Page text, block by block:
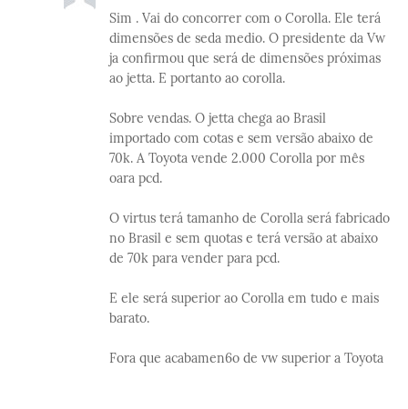
Sim . Vai do concorrer com o Corolla. Ele terá
dimensões de seda medio. O presidente da Vw
ja confirmou que será de dimensões próximas
ao jetta. E portanto ao corolla.
Sobre vendas. O jetta chega ao Brasil
importado com cotas e sem versão abaixo de
70k. A Toyota vende 2.000 Corolla por mês
oara pcd.
O virtus terá tamanho de Corolla será fabricado
no Brasil e sem quotas e terá versão at abaixo
de 70k para vender para pcd.
E ele será superior ao Corolla em tudo e mais
barato.
Fora que acabamen6o de vw superior a Toyota